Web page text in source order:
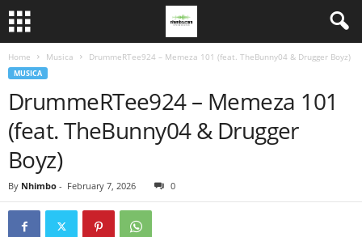
Home Musica DrummeRTee924 – Memeza 101 (feat. TheBunny04 & Drugger Boyz)
MUSICA
DrummeRTee924 – Memeza 101
(feat. TheBunny04 & Drugger
Boyz)
By Nhimbo - February 7, 2026 0